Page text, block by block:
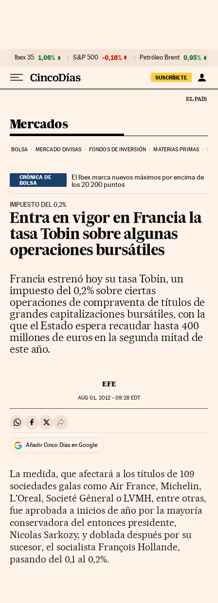
Ibex 35 1,06% S&P 500 -0,16% Petróleo Brent 0,95%
SUSCRÍBETE
Mercados
BOLSA MERCADO DIVISAS FONDOS DE INVERSIÓN MATERIAS PRIMAS
CRÓNICA DE
BOLSA
El Ibex marca nuevos máximos por encima de
los 20.200 puntos
IMPUESTO DEL 0,2%
Entra en vigor en Francia la
tasa Tobin sobre algunas
operaciones bursátiles
Francia estrenó hoy su tasa Tobin, un
impuesto del 0,2% sobre ciertas
operaciones de compraventa de títulos de
grandes capitalizaciones bursátiles, con la
que el Estado espera recaudar hasta 400
millones de euros en la segunda mitad de
este año.
EFE
AUG 01, 2012 - 09:28EDT
Compartir en Whatsapp
Compartir en Facebook
Compartir en Twitter
Desplegar Redes Sociales
Añadir Cinco Días en Google
La medida, que afectará a los títulos de 109
sociedades galas como Air France, Michelin,
L'Oreal, Societé Géneral o LVMH, entre otras,
fue aprobada a inicios de año por la mayoría
conservadora del entonces presidente,
Nicolas Sarkozy, y doblada después por su
sucesor, el socialista François Hollande,
pasando del 0,1 al 0,2%.